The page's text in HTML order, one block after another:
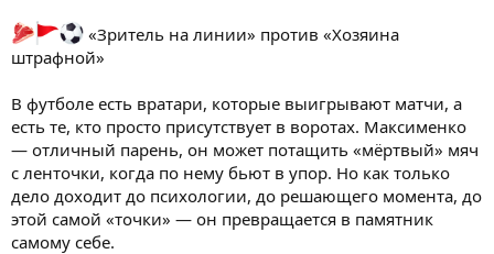
️ «Зритель на линии» против «Хозяина
штрафной»
В футболе есть вратари, которые выигрывают матчи, а
есть те, кто просто присутствует в воротах. Максименко
— отличный парень, он может потащить «мёртвый» мяч
с ленточки, когда по нему бьют в упор. Но как только
дело доходит до психологии, до решающего момента, до
этой самой «точки» — он превращается в памятник
самому себе.